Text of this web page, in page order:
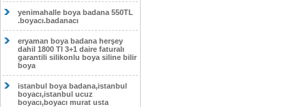
yenimahalle boya badana 550TL
.boyacı.badanacı
eryaman boya badana herşey
dahil 1800 Tl 3+1 daire faturalı
garantili silikonlu boya siline bilir
boya
istanbul boya badana,istanbul
boyacı,istanbul ucuz
boyacı,boyacı murat usta